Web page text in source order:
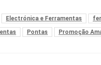
Electrónica e Ferramentas
Pontas Promoção